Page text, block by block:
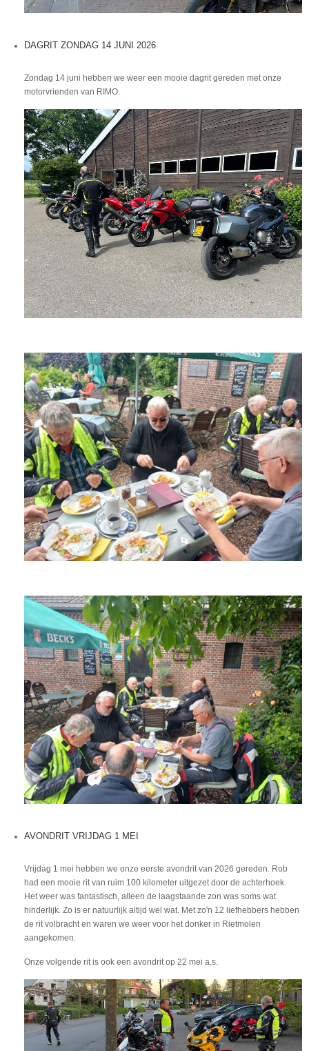
DAGRIT ZONDAG 14 JUNI 2026
Zondag 14 juni hebben we weer een mooie dagrit gereden met onze
motorvrienden van RIMO.
AVONDRIT VRIJDAG 1 MEI
Vrijdag 1 mei hebben we onze eerste avondrit van 2026 gereden. Rob
had een mooie rit van ruim 100 kilometer uitgezet door de achterhoek.
Het weer was fantastisch, alleen de laagstaande zon was soms wat
hinderlijk. Zo is er natuurlijk altijd wel wat. Met zo'n 12 liefhebbers hebben
de rit volbracht en waren we weer voor het donker in Rietmolen
aangekomen.
Onze volgende rit is ook een avondrit op 22 mei a.s.